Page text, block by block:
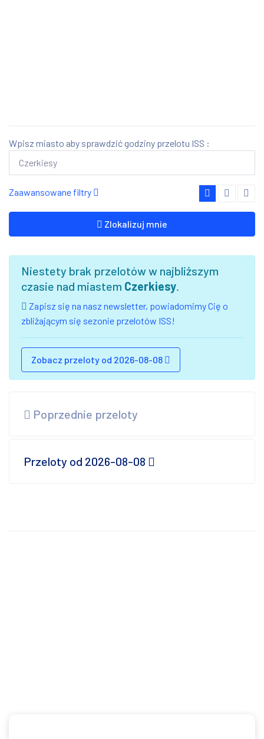
Wpisz miasto aby sprawdzić godziny przelotu ISS :
Zaawansowane filtry
Zlokalizuj mnie
Niestety brak przelotów w najbliższym
czasie nad miastem Czerkiesy.
Zapisz się na nasz newsletter, powiadomimy Cię o
zbliżającym się sezonie przelotów ISS!
Zobacz przeloty od 2026-08-08
Poprzednie przeloty
Przeloty od 2026-08-08